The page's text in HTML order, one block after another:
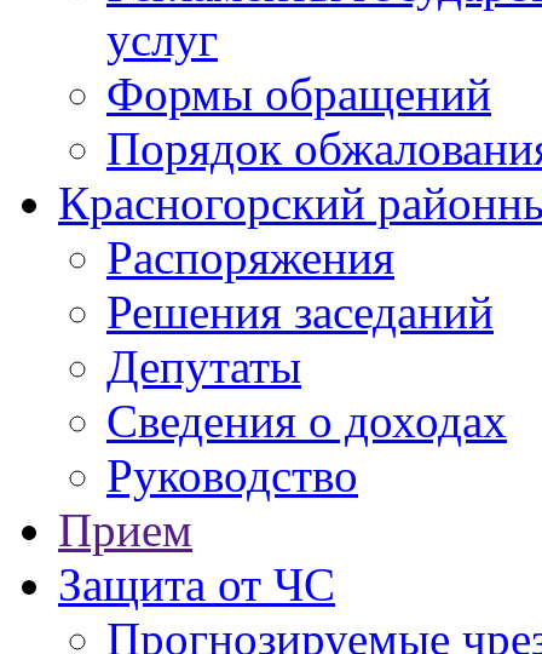
услуг
Формы обращений
Порядок
Красногорский
Распоряжения
Решения заседаний
Депутаты
Сведения о доходах
Руководство
Прием
Защита от ЧС
Прогнозируемые